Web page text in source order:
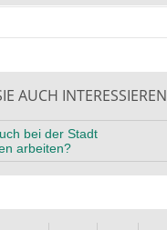
AUCH INTERESSIEREN
bei der Stadt
arbeiten?